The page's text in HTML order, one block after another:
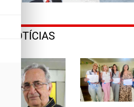
NOTÍCIAS